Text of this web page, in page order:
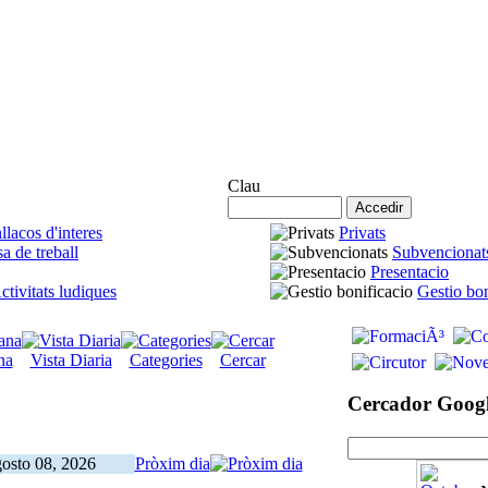
Clau
d'interes
de treball
ludiques
Privats
Presentacio
Gestio
Vista Diaria Categories Cercar
08, 2026 Pròxim dia
Cercador